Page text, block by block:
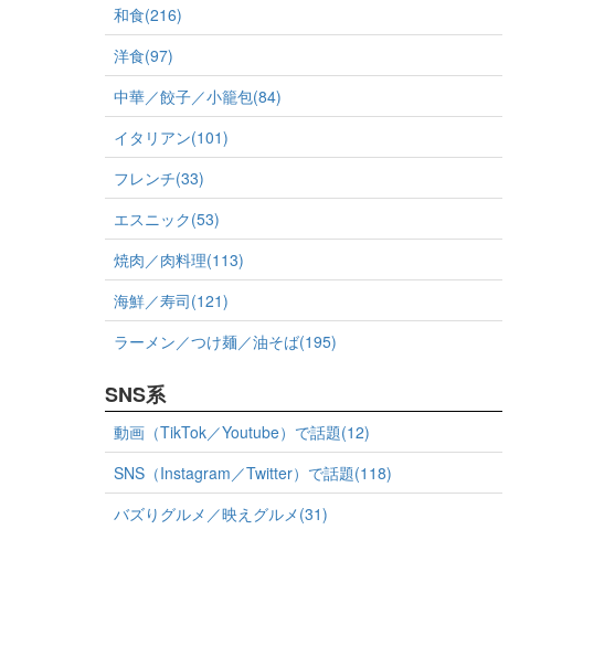
和食(216)
洋食(97)
中華／餃子／小籠包(84)
イタリアン(101)
フレンチ(33)
エスニック(53)
焼肉／肉料理(113)
海鮮／寿司(121)
ラーメン／つけ麺／油そば(195)
SNS系
動画（TikTok／Youtube）で話題(12)
SNS（Instagram／Twitter）で話題(118)
バズりグルメ／映えグルメ(31)